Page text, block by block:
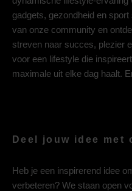
gadgets, gezondheid en
van onze community en
streven naar succes, plezier
voor een lifestyle die
maximale uit elke dag haalt.
Deel jouw idee met
Heb je een inspirerend idee
verbeteren? We staan open